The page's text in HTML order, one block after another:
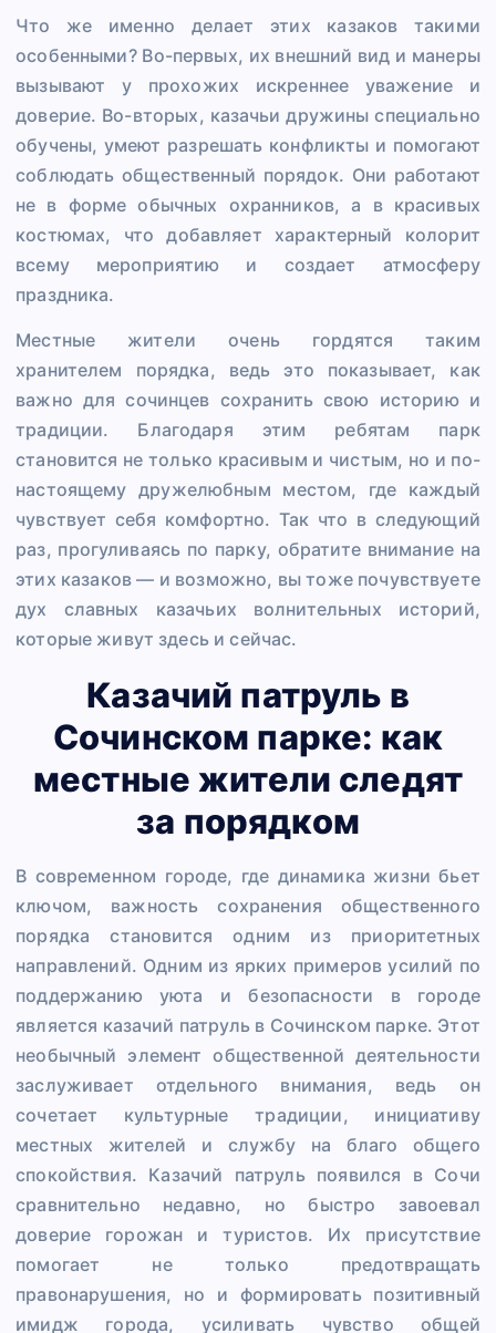
Что же именно делает этих казаков такими
особенными? Во-первых, их внешний вид и манеры
вызывают у прохожих искреннее уважение и
доверие. Во-вторых, казачьи дружины специально
обучены, умеют разрешать конфликты и помогают
соблюдать общественный порядок. Они работают
не в форме обычных охранников, а в красивых
костюмах, что добавляет характерный колорит
всему мероприятию и создает атмосферу
праздника.
Местные жители очень гордятся таким
хранителем порядка, ведь это показывает, как
важно для сочинцев сохранить свою историю и
традиции. Благодаря этим ребятам парк
становится не только красивым и чистым, но и по-
настоящему дружелюбным местом, где каждый
чувствует себя комфортно. Так что в следующий
раз, прогуливаясь по парку, обратите внимание на
этих казаков — и возможно, вы тоже почувствуете
дух славных казачьих волнительных историй,
которые живут здесь и сейчас.
Казачий патруль в
Сочинском парке: как
местные жители следят
за порядком
В современном городе, где динамика жизни бьет
ключом, важность сохранения общественного
порядка становится одним из приоритетных
направлений. Одним из ярких примеров усилий по
поддержанию уюта и безопасности в городе
является казачий патруль в Сочинском парке. Этот
необычный элемент общественной деятельности
заслуживает отдельного внимания, ведь он
сочетает культурные традиции, инициативу
местных жителей и службу на благо общего
спокойствия. Казачий патруль появился в Сочи
сравнительно недавно, но быстро завоевал
доверие горожан и туристов. Их присутствие
помогает не только предотвращать
правонарушения, но и формировать позитивный
имидж города, усиливать чувство общей